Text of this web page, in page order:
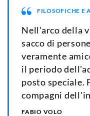
FILOSOFICHE E
Nell'arco della
sacco di
veramente
il periodo
posto speciale.
compagni
FABIO VOLO